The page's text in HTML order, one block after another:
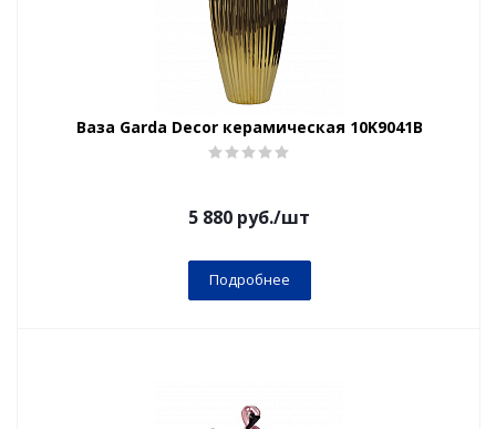
Ваза Garda Decor керамическая 10K9041B
5 880 руб./шт
Подробнее